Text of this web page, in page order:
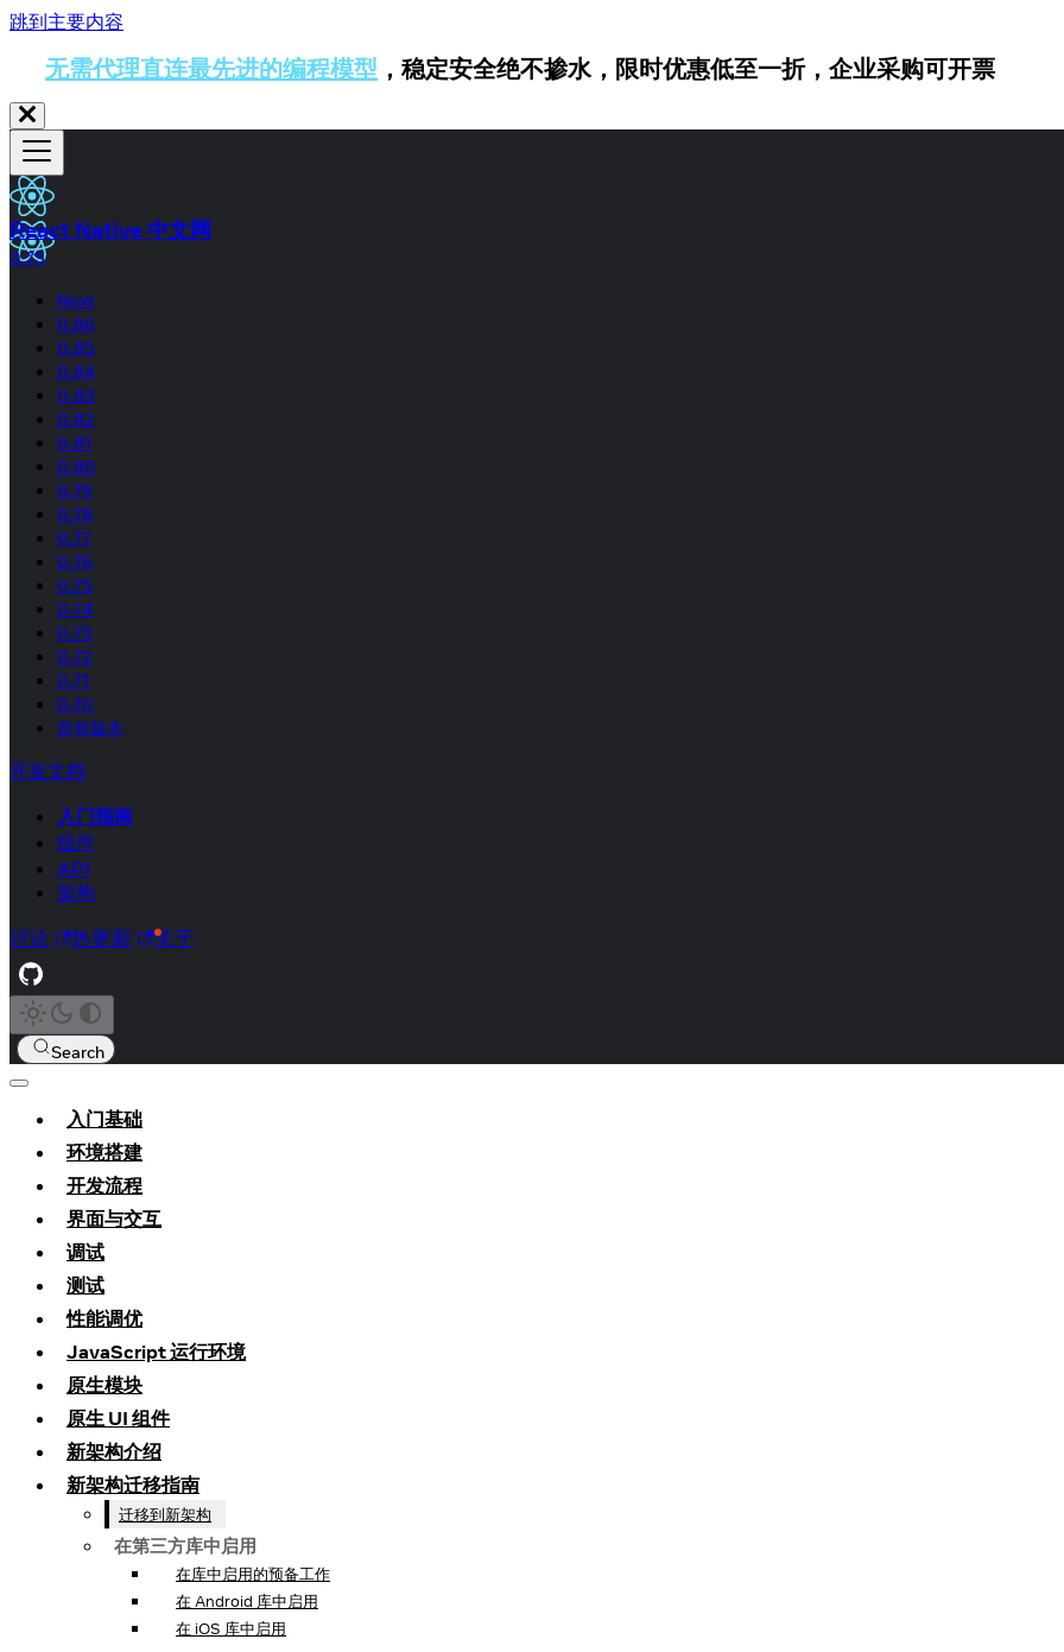
跳到主要内容
无需代理直连最先进的编程模型 ，稳定安全绝不掺水，限时优惠低至一折，企业采购可开票
React Native 中文网
0.75
Next
0.86
0.85
0.84
0.83
0.82
0.81
0.80
0.79
0.78
0.77
0.76
0.75
0.74
0.73
0.72
0.71
0.70
所有版本
开发文档
入门指南
组件
API
架构
讨论 热更新 关于
Search
入门基础
环境搭建
开发流程
界面与交互
调试
测试
性能调优
JavaScript 运行环境
原生模块
原生 UI 组件
新架构介绍
新架构迁移指南
迁移到新架构
在第三方库中启用
在库中启用的预备工作
在 Android 库中启用
在 iOS 库中启用